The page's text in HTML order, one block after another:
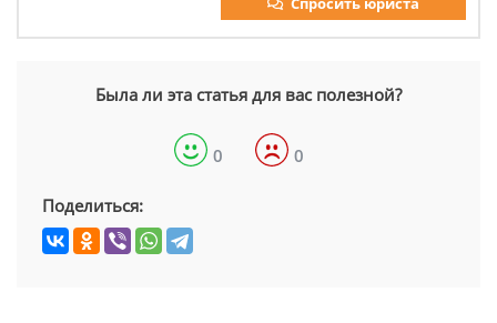
Была ли эта статья для вас полезной?
0 0
Поделиться: